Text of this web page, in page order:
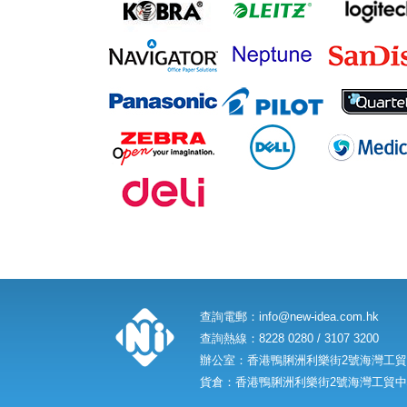
查詢電郵： info@new-idea.com.hk
查詢熱線：8228 0280 / 3107 3200
辦公室：香港鴨脷洲利樂街2號海灣工
貨倉：香港鴨脷洲利樂街2號海灣工貿